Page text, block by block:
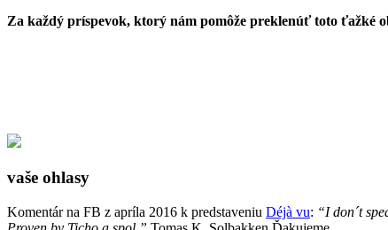
Za každý príspevok, ktorý nám pomôže preklenúť toto ťažké
vaše ohlasy
Komentár na FB z apríla 2016 k predstaveniu Déjà vu: “I don´t